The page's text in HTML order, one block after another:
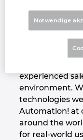
Automation
where we
develop
challenges. At
experienced
environment.
technologies
Automation! at
around the
for real-world
Griechenland
Indien
Indonesien
Irland
Notwendige